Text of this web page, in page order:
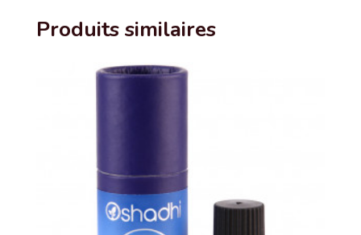
Produits similaires